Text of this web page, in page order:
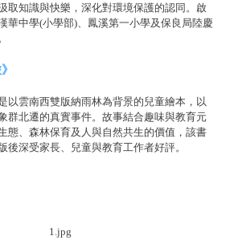
取知識與快樂，深化對環境保護的認同。啟
華中學(小學部)、鳳溪第一小學及保良局陸慶
以雲南西雙版納雨林為背景的兒童繪本，以
群北遷的真實事件。故事結合趣味與教育元
態、森林保育及人與自然共生的價值，該書
後深受家長、兒童與教育工作者好評。